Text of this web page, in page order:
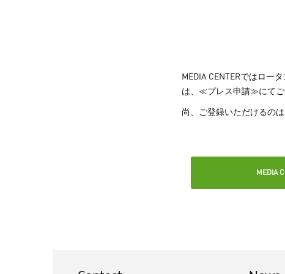
MEDIA CENTERではロー
は、≪プレス申請≫にてご
尚、ご登録いただけるの
MEDIA